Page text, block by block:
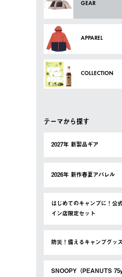
GEAR
APPAREL
COLLECTION
テーマから探す
2027年 新製品ギア
2026年 新作春夏アパレル
はじめてのキャンプに！公
イン店限定セット
防災！備えるキャンプグッ
SNOOPY（PEANUTS